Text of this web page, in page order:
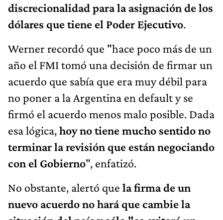
discrecionalidad para la asignación de los
dólares que tiene el Poder Ejecutivo.
Werner recordó que "hace poco más de un
año el FMI tomó una decisión de firmar un
acuerdo que sabía que era muy débil para
no poner a la Argentina en default y se
firmó el acuerdo menos malo posible. Dada
esa lógica,hoy no tiene mucho sentido no
terminar la revisión que están negociando
con el Gobierno", enfatizó.
No obstante, alertó que la firma de un
nuevo acuerdo no hará que cambie la